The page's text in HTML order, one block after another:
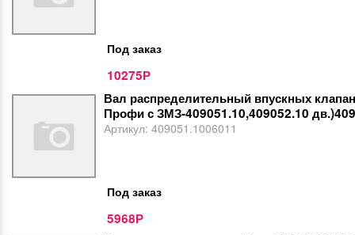
Под заказ
10275Р
Вал распределительный впускных
Профи с ЗМЗ-409051.10,409052.10
Артикул: 409051.1006011
Под заказ
5968Р